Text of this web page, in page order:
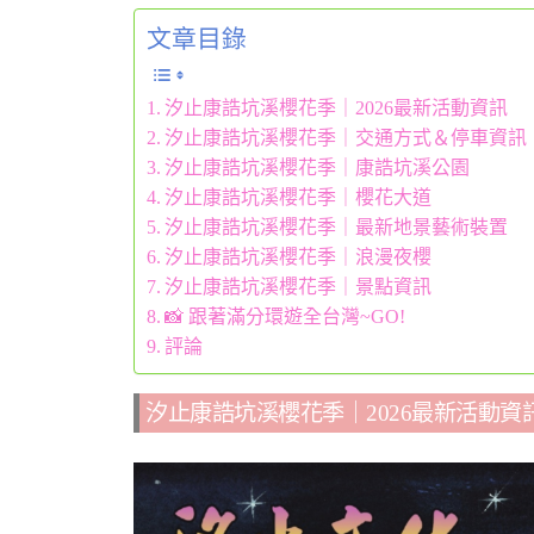
文章目錄
汐止康誥坑溪櫻花季｜2026最新活動資訊
汐止康誥坑溪櫻花季｜交通方式＆停車資訊
汐止康誥坑溪櫻花季｜康誥坑溪公園
汐止康誥坑溪櫻花季｜櫻花大道
汐止康誥坑溪櫻花季｜最新地景藝術裝置
汐止康誥坑溪櫻花季｜浪漫夜櫻
汐止康誥坑溪櫻花季｜景點資訊
📸 跟著滿分環遊全台灣~GO!
評論
汐止康誥坑溪櫻花季｜2026最新活動資